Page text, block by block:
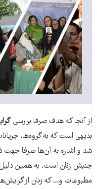
از آنجا که هدف صرفا بررسی
بدیهی است که به گروه‌ها،
شد و اشاره به آن‌ها صرفا جهت
جنبش زنان است. به همین
مطبوعات و... که زنان از